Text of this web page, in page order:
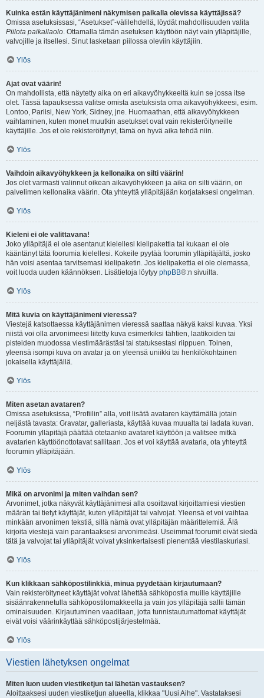
Kuinka estän käyttäjänimeni näkymisen paikalla olevissa käyttäjissä?
Omissa asetuksissasi, “Asetukset”-välilehdellä, löydät mahdollisuuden valita
Piilota paikallaolo. Ottamalla tämän asetuksen käyttöön näyt vain ylläpitäjille,
valvojille ja itsellesi. Sinut lasketaan piilossa oleviin käyttäjiin.
Ylös
Ajat ovat väärin!
On mahdollista, että näytetty aika on eri aikavyöhykkeeltä kuin se jossa itse
olet. Tässä tapauksessa valitse omista asetuksista oma aikavyöhykkeesi, esim.
Lontoo, Pariisi, New York, Sidney, jne. Huomaathan, että aikavyöhykkeen
vaihtaminen, kuten monet muutkin asetukset ovat vain rekisteröityneille
käyttäjille. Jos et ole rekisteröitynyt, tämä on hyvä aika tehdä niin.
Ylös
Vaihdoin aikavyöhykkeen ja kellonaika on silti väärin!
Jos olet varmasti valinnut oikean aikavyöhykkeen ja aika on silti väärin, on
palvelimen kellonaika väärin. Ota yhteyttä ylläpitäjään korjataksesi ongelman.
Ylös
Kieleni ei ole valittavana!
Joko ylläpitäjä ei ole asentanut kielellesi kielipakettia tai kukaan ei ole
kääntänyt tätä foorumia kielellesi. Kokeile pyytää foorumin ylläpitäjältä, josko
hän voisi asentaa tarvitsemasi kielipaketin. Jos kielipakettia ei ole olemassa,
voit luoda uuden käännöksen. Lisätietoja löytyy phpBB®:n sivuilta.
Ylös
Mitä kuvia on käyttäjänimeni vieressä?
Viestejä katsottaessa käyttäjänimen vieressä saattaa näkyä kaksi kuvaa. Yksi
niistä voi olla arvonimeesi liitetty kuva esimerkiksi tähtien, laatikoiden tai
pisteiden muodossa viestimäärästäsi tai statuksestasi riippuen. Toinen,
yleensä isompi kuva on avatar ja on yleensä uniikki tai henkilökohtainen
jokaisella käyttäjällä.
Ylös
Miten asetan avataren?
Omissa asetuksissa, “Profiilin” alla, voit lisätä avataren käyttämällä jotain
neljästä tavasta: Gravatar, galleriasta, käyttää kuvaa muualta tai ladata kuvan.
Foorumin ylläpitäjä päättää otetaanko avataret käyttöön ja valitsee mitkä
avatarien käyttöönottotavat sallitaan. Jos et voi käyttää avataria, ota yhteyttä
foorumin ylläpitäjään.
Ylös
Mikä on arvonimi ja miten vaihdan sen?
Arvonimet, jotka näkyvät käyttäjänimesi alla osoittavat kirjoittamiesi viestien
määrän tai tietyt käyttäjät, kuten ylläpitäjät tai valvojat. Yleensä et voi vaihtaa
minkään arvonimen tekstiä, sillä nämä ovat ylläpitäjän määrittelemiä. Älä
kirjoita viestejä vain parantaaksesi arvonimeäsi. Useimmat foorumit eivät siedä
tätä ja valvojat tai ylläpitäjät voivat yksinkertaisesti pienentää viestilaskuriasi.
Ylös
Kun klikkaan sähköpostilinkkiä, minua pyydetään kirjautumaan?
Vain rekisteröityneet käyttäjät voivat lähettää sähköpostia muille käyttäjille
sisäänrakennetulla sähköpostilomakkeella ja vain jos ylläpitäjä sallii tämän
ominaisuuden. Kirjautuminen vaaditaan, jotta tunnistautumattomat käyttäjät
eivät voisi väärinkäyttää sähköpostijärjestelmää.
Ylös
Viestien lähetyksen ongelmat
Miten luon uuden viestiketjun tai lähetän vastauksen?
Aloittaaksesi uuden viestiketjun alueella, klikkaa "Uusi Aihe". Vastataksesi